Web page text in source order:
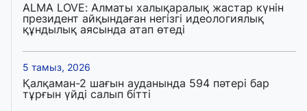
ALMA LOVE: Алматы халықаралық жастар күнін
президент айқындаған негізгі идеологиялық
құндылық аясында атап өтеді
5 тамыз, 2026
Қалқаман-2 шағын ауданында 594 пәтері бар
тұрғын үйді салып бітті